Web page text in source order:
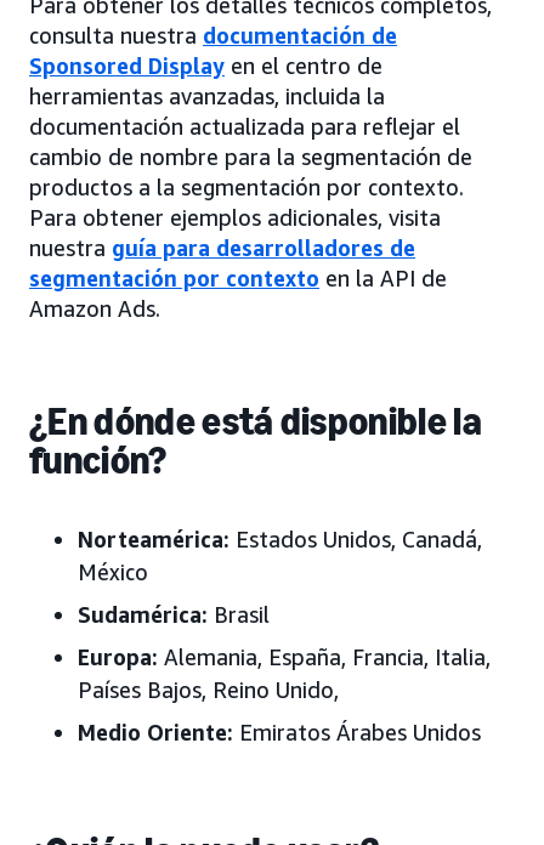
consulta nuestra documentación de
Sponsored Display en el centro de
herramientas avanzadas, incluida la
documentación actualizada para reflejar el
cambio de nombre para la segmentación de
productos a la segmentación por contexto.
Para obtener ejemplos adicionales, visita
nuestra guía para desarrolladores de
segmentación por contexto en la API de
Amazon Ads.
¿En dónde está disponible la
función?
Norteamérica: Estados Unidos, Canadá,
México
Sudamérica: Brasil
Europa: Alemania, España, Francia, Italia,
Países Bajos, Reino Unido,
Medio Oriente: Emiratos Árabes Unidos